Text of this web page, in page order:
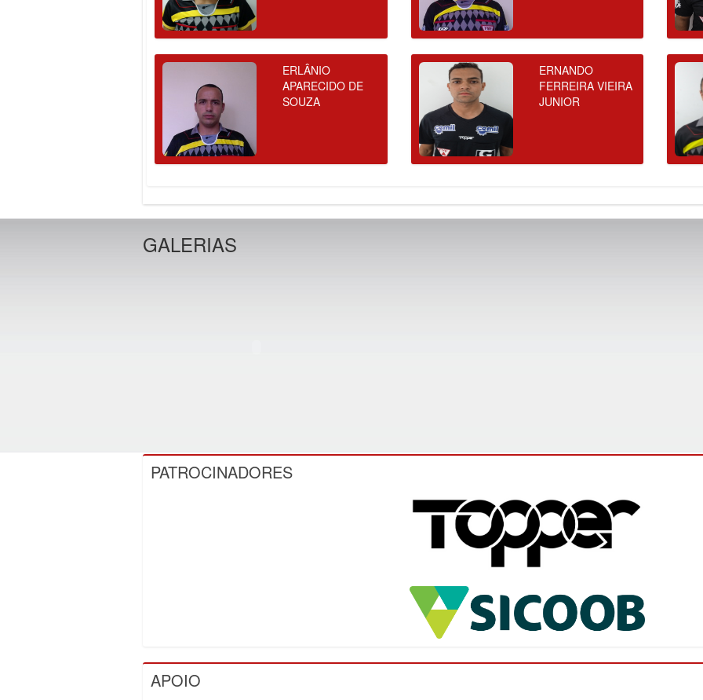
ERLÂNIO
APARECIDO DE
SOUZA
ERNANDO
FERREIRA VIEIRA
JUNIOR
GALERIAS
PATROCINADORES
APOIO